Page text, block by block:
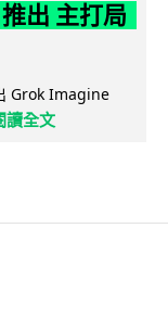
出 主打局
Grok Imagine
讀全文